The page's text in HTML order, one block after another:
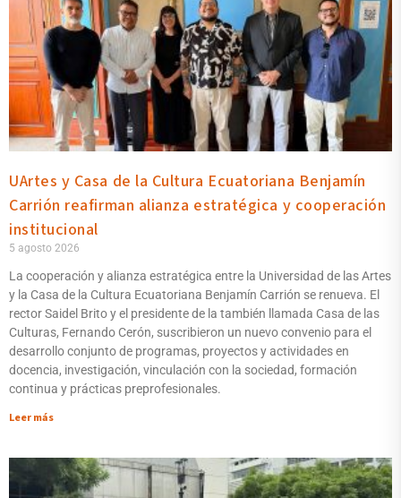
UArtes y Casa de la Cultura Ecuatoriana Benjamín
Carrión reafirman alianza estratégica y cooperación
institucional
5 agosto 2026
La cooperación y alianza estratégica entre la Universidad de las Artes
y la Casa de la Cultura Ecuatoriana Benjamín Carrión se renueva. El
rector Saidel Brito y el presidente de la también llamada Casa de las
Culturas, Fernando Cerón, suscribieron un nuevo convenio para el
desarrollo conjunto de programas, proyectos y actividades en
docencia, investigación, vinculación con la sociedad, formación
continua y prácticas preprofesionales.
Leer más